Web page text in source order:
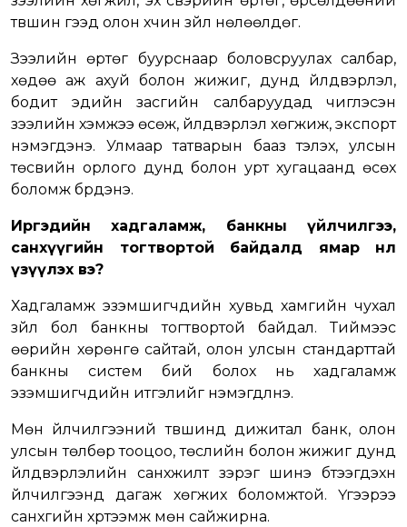
түвшин гээд олон хүчин зүйл нөлөөлдөг.
Зээлийн өртөг буурснаар боловсруулах салбар,
хөдөө аж ахуй болон жижиг, дунд үйлдвэрлэл,
бодит эдийн засгийн салбаруудад чиглэсэн
зээлийн хэмжээ өсөж, үйлдвэрлэл хөгжиж, экспорт
нэмэгдэнэ. Улмаар татварын бааз тэлэх, улсын
төсвийн орлого дунд болон урт хугацаанд өсөх
боломж бүрдэнэ.
Иргэдийн хадгаламж, банкны үйлчилгээ,
санхүүгийн тогтвортой байдалд ямар нөлөө
үзүүлэх вэ?
Хадгаламж эзэмшигчдийн хувьд хамгийн чухал
зүйл бол банкны тогтвортой байдал. Тиймээс
өөрийн хөрөнгө сайтай, олон улсын стандарттай
банкны систем бий болох нь хадгаламж
эзэмшигчдийн итгэлийг нэмэгдүүлнэ.
Мөн үйлчилгээний түвшинд дижитал банк, олон
улсын төлбөр тооцоо, төслийн болон жижиг дунд
үйлдвэрлэлийн санхүүжилт зэрэг шинэ бүтээгдэхүүн
үйлчилгээнүүд дагаж хөгжих боломжтой. Үүгээрээ
санхүүгийн хүртээмж мөн сайжирна.